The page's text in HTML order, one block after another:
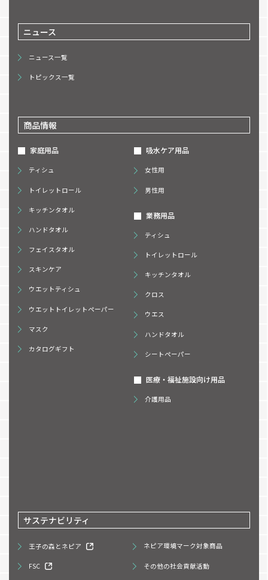
ニュース
ニュース一覧
トピックス一覧
商品情報
家庭用品
ティシュ
トイレットロール
キッチンタオル
ハンドタオル
フェイスタオル
スキンケア
ウエットティシュ
ウエットトイレットペーパー
マスク
カタログギフト
吸水ケア用品
女性用
男性用
業務用品
ティシュ
トイレットロール
キッチンタオル
クロス
ウエス
ハンドタオル
シートペーパー
医療・福祉施設向け用品
介護用品
サステナビリティ
王子の森とネピア
FSC
ネピア環境マーク対象商品
その他の社会貢献活動